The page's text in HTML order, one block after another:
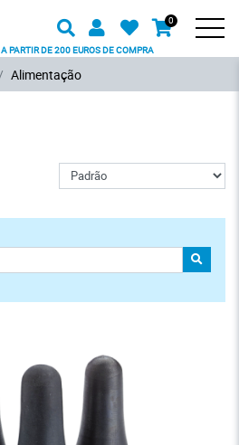
PARTIR DE 200 EUROS DE COMPRA
Procurar
UsuárioFavoritos
0
Alimentação
Pedido